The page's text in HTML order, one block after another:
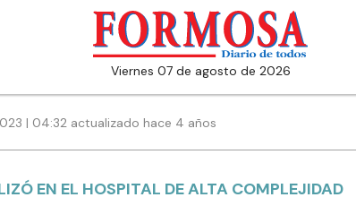
viernes 07 de agosto de 2026
| 04:32 actualizado hace 4 años
EN EL HOSPITAL DE ALTA COMPLEJIDAD